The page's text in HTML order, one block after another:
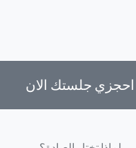
احجزي جلستك الان